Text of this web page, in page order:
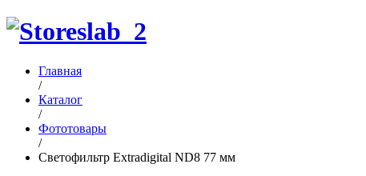
Главная
/
Каталог
/
Фототовары
/
Светофильтр Extradigital ND8 77 мм